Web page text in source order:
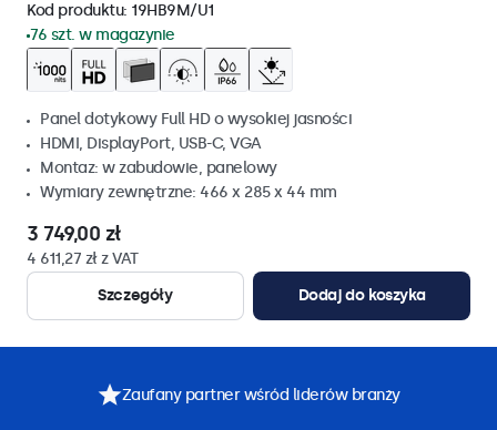
Kod produktu: 19HB9M/U1
76 szt. w magazynie
Panel dotykowy Full HD o wysokiej jasności
HDMI, DisplayPort, USB-C, VGA
Montaz: w zabudowie, panelowy
Wymiary zewnętrzne: 466 x 285 x 44 mm
3 749,00 zł
4 611,27 zł z VAT
Szczegóły
Dodaj do koszyka
Zaufany partner wśród liderów branży